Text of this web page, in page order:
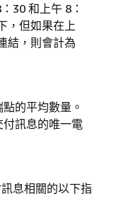
30 和上午 8：
，但如果在上
結，則會計為
的平均數量。
訊息的唯一電
息相關的以下指